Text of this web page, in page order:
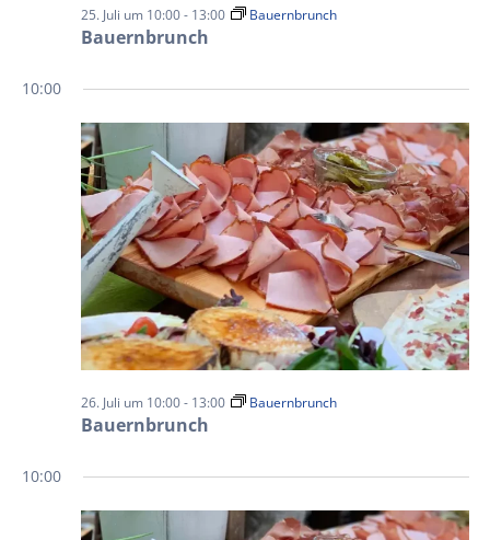
Bauernbrunch
25. Juli um 10:00- 13:00 Bauernbrunch
10:00
Bauernbrunch
26. Juli um 10:00- 13:00 Bauernbrunch
10:00